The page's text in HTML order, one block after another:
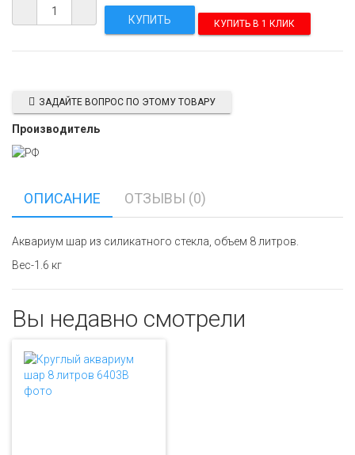
КУПИТЬ В 1 КЛИК
ЗАДАЙТЕ ВОПРОС ПО ЭТОМУ ТОВАРУ
Производитель
ОПИСАНИЕ ОТЗЫВЫ (0)
Аквариум шар из силикатного стекла, объем 8 литров.
Вес-1.6 кг
Вы недавно смотрели